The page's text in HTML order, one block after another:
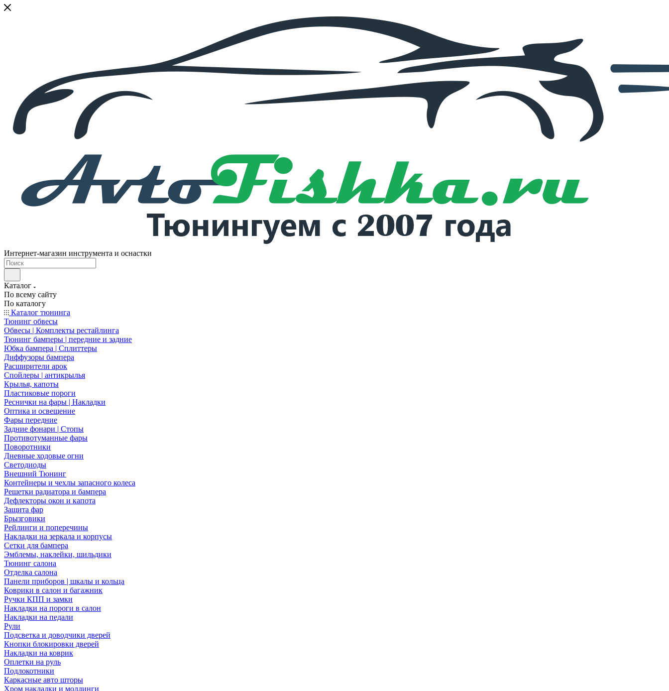
Интернет-магазин инструмента и оснастки
Каталог
По всему сайту
По каталогу
Каталог тюнинга
Тюнинг обвесы
Обвесы | Комплекты рестайлинга
Тюнинг бамперы | передние и задние
Юбка бампера | Сплиттеры
Диффузоры бампера
Расширители арок
Спойлеры | антикрылья
Крылья, капоты
Пластиковые пороги
Реснички на фары | Накладки
Оптика и освещение
Фары передние
Задние фонари | Стопы
Противотуманные фары
Поворотники
Дневные ходовые огни
Светодиоды
Внешний Тюнинг
Контейнеры и чехлы запасного колеса
Решетки радиатора и бампера
Дефлекторы окон и капота
Защита фар
Брызговики
Рейлинги и поперечины
Накладки на зеркала и корпусы
Сетки для бампера
Эмблемы, наклейки, шильдики
Тюнинг салона
Отделка салона
Панели приборов | шкалы и кольца
Коврики в салон и багажник
Ручки КПП и замки
Накладки на пороги в салон
Накладки на педали
Рули
Подсветка и доводчики дверей
Кнопки блокировки дверей
Накладки на коврик
Оплетки на руль
Подлокотники
Каркасные авто шторы
Хром накладки и молдинги